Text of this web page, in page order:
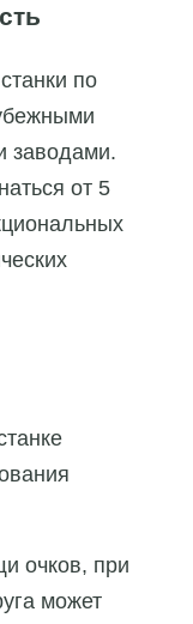
по
заводами.
от 5
очков, при
может